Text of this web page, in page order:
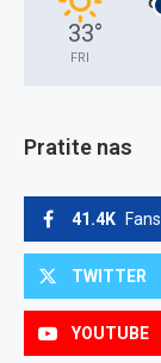
33°
FRI
Pratite nas
41.4K Fans
TWITTER
YOUTUBE